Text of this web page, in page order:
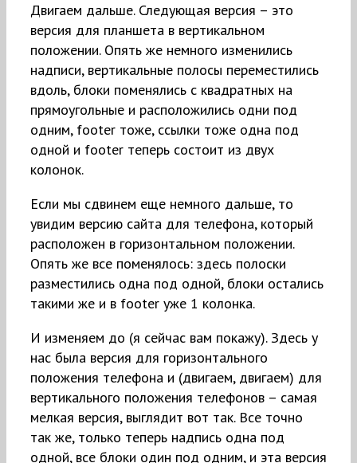
Двигаем дальше. Следующая версия – это
версия для планшета в вертикальном
положении. Опять же немного изменились
надписи, вертикальные полосы переместились
вдоль, блоки поменялись с квадратных на
прямоугольные и расположились одни под
одним, footer тоже, ссылки тоже одна под
одной и footer теперь состоит из двух
колонок.
Если мы сдвинем еще немного дальше, то
увидим версию сайта для телефона, который
расположен в горизонтальном положении.
Опять же все поменялось: здесь полоски
разместились одна под одной, блоки остались
такими же и в footer уже 1 колонка.
И изменяем до (я сейчас вам покажу). Здесь у
нас была версия для горизонтального
положения телефона и (двигаем, двигаем) для
вертикального положения телефонов – самая
мелкая версия, выглядит вот так. Все точно
так же, только теперь надпись одна под
одной, все блоки один под одним, и эта версия